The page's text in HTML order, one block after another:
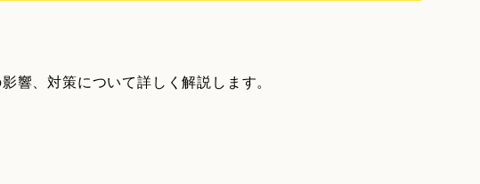
響、対策について詳しく解説します。